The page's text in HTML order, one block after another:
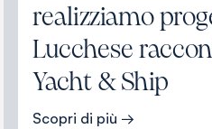
realizziamo
Lucchese
Yacht & Ship
Scopri di più →